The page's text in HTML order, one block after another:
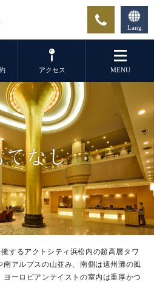
Lang
アクセス MENU
するアクトシティ浜松内の超高層タワ
アルプスの山並み、南側は遠州灘の風
ヨーロピアンテイストの室内は重厚かつ